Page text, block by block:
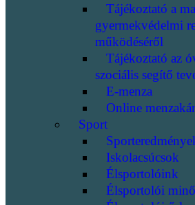
Tájékoztató a
gyermekvédelmi
működéséről
Tájékoztató az
szociális segítő
E-menza
Online
Sport
Iskolacsúcsok
Élsportolóink
Élsportolói